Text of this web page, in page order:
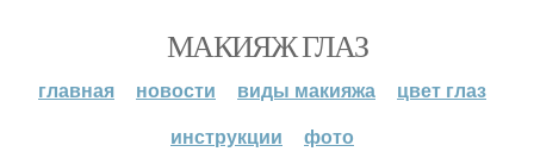
МАКИЯЖ ГЛАЗ
главная новости виды макияжа
цвет глаз
инструкции
фото